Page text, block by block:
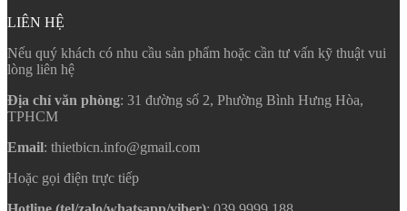
LIÊN HỆ
Nếu quý khách có nhu cầu sản phẩm hoặc cần tư vấn kỹ thuật vui
lòng liên hệ
Địa chỉ văn phòng: 31 đường số 2, Phường Bình Hưng Hòa,
TPHCM
Email: thietbicn.info@gmail.com
Hoặc gọi điện trực tiếp